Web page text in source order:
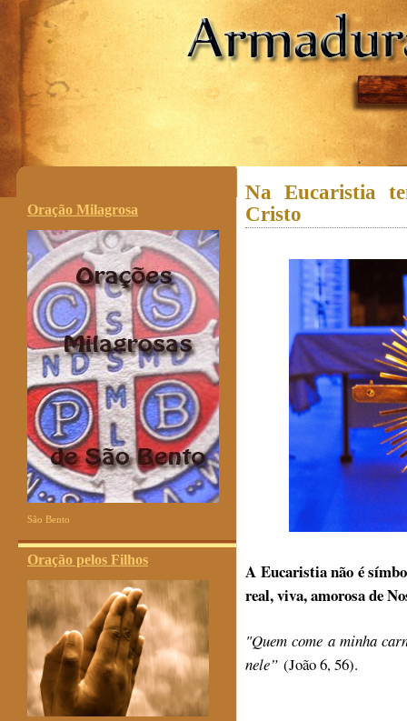
.
Oração Milagrosa
São Bento
Oração pelos Filhos
Na Eucaristia
Cristo
A Eucaristia não é
real, viva, amorosa de
"Quem come a minha
nele” (João 6, 56).